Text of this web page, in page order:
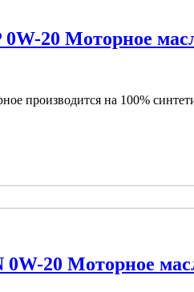
0W-20 Моторное
производится на 100%
0W-20 Моторное